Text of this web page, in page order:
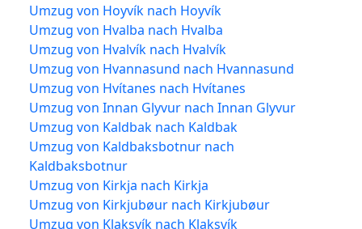
Umzug von Hoyvík nach Hoyvík
Umzug von Hvalba nach Hvalba
Umzug von Hvalvík nach Hvalvík
Umzug von Hvannasund nach Hvannasund
Umzug von Hvítanes nach Hvítanes
Umzug von Innan Glyvur nach Innan Glyvur
Umzug von Kaldbak nach Kaldbak
Umzug von Kaldbaksbotnur nach
Kaldbaksbotnur
Umzug von Kirkja nach Kirkja
Umzug von Kirkjubøur nach Kirkjubøur
Umzug von Klaksvík nach Klaksvík